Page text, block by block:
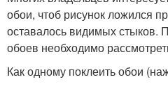
обои, чтоб рисунок ложился
оставалось видимых стыков.
обоев необходимо
Как одному поклеить обои